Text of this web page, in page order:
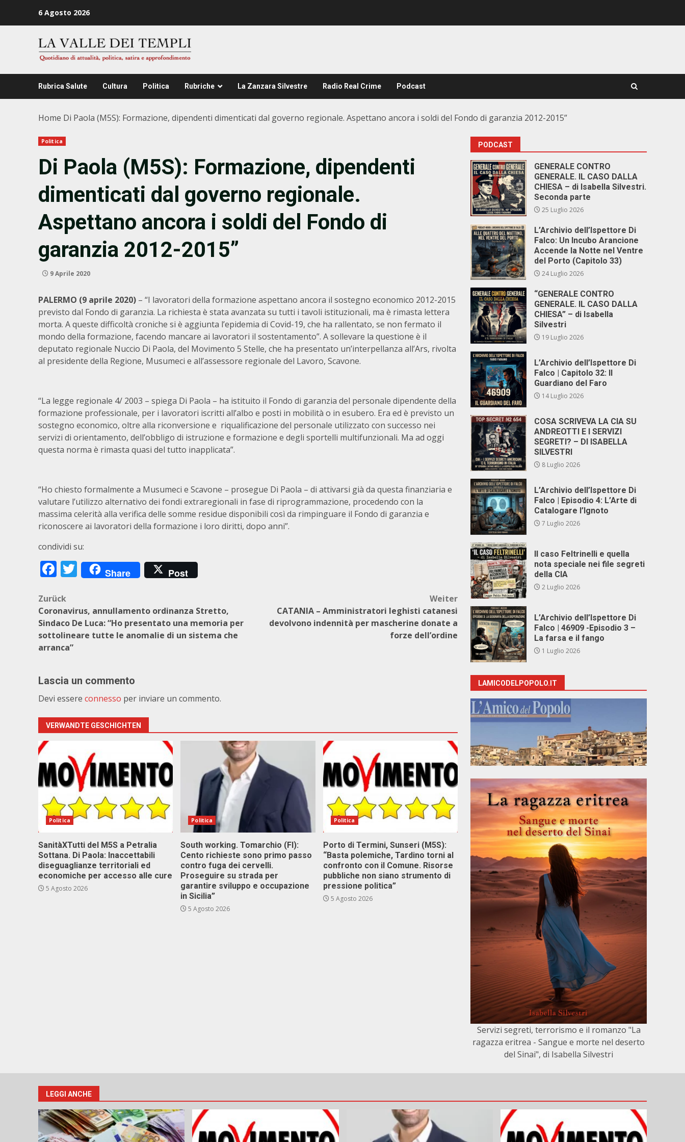
6 Agosto 2026
Rubrica Salute Cultura Politica Rubriche La Zanzara Silvestre Radio Real Crime Podcast
Home Di Paola (M5S): Formazione, dipendenti dimenticati dal governo regionale. Aspettano ancora i soldi del Fondo di garanzia 2012-2015”
Politica
Di Paola (M5S): Formazione, dipendenti
dimenticati dal governo regionale.
Aspettano ancora i soldi del Fondo di
garanzia 2012-2015”
9 Aprile 2020
PALERMO (9 aprile 2020) – “I lavoratori della formazione aspettano ancora il sostegno economico 2012-2015
previsto dal Fondo di garanzia. La richiesta è stata avanzata su tutti i tavoli istituzionali, ma è rimasta lettera
morta. A queste difficoltà croniche si è aggiunta l’epidemia di Covid-19, che ha rallentato, se non fermato il
mondo della formazione, facendo mancare ai lavoratori il sostentamento”. A sollevare la questione è il
deputato regionale Nuccio Di Paola, del Movimento 5 Stelle, che ha presentato un’interpellanza all’Ars, rivolta
al presidente della Regione, Musumeci e all’assessore regionale del Lavoro, Scavone.
“La legge regionale 4/ 2003 – spiega Di Paola – ha istituito il Fondo di garanzia del personale dipendente della
formazione professionale, per i lavoratori iscritti all’albo e posti in mobilità o in esubero. Era ed è previsto un
sostegno economico, oltre alla riconversione e riqualificazione del personale utilizzato con successo nei
servizi di orientamento, dell’obbligo di istruzione e formazione e degli sportelli multifunzionali. Ma ad oggi
questa norma è rimasta quasi del tutto inapplicata”.
“Ho chiesto formalmente a Musumeci e Scavone – prosegue Di Paola – di attivarsi già da questa finanziaria e
valutare l’utilizzo alternativo dei fondi extraregionali in fase di riprogrammazione, procedendo con la
massima celerità alla verifica delle somme residue disponibili così da rimpinguare il Fondo di garanzia e
riconoscere ai lavoratori della formazione i loro diritti, dopo anni”.
condividi su:
Facebook
Twitter
Share Post
Beitragsnavigation
Zurück
Coronavirus, annullamento ordinanza Stretto,
Sindaco De Luca: “Ho presentato una memoria per
sottolineare tutte le anomalie di un sistema che
arranca”
Weiter
CATANIA – Amministratori leghisti catanesi
devolvono indennità per mascherine donate a
forze dell’ordine
Lascia un commento
Devi essere connesso per inviare un commento.
VERWANDTE GESCHICHTEN
Politica
SanitàXTutti del M5S a Petralia
Sottana. Di Paola: Inaccettabili
diseguaglianze territoriali ed
economiche per accesso alle cure
5 Agosto 2026
Politica
South working. Tomarchio (FI):
Cento richieste sono primo passo
contro fuga dei cervelli.
Proseguire su strada per
garantire sviluppo e occupazione
in Sicilia”
5 Agosto 2026
Politica
Porto di Termini, Sunseri (M5S):
“Basta polemiche, Tardino torni al
confronto con il Comune. Risorse
pubbliche non siano strumento di
pressione politica”
5 Agosto 2026
PODCAST
GENERALE CONTRO
GENERALE. IL CASO DALLA
CHIESA – di Isabella Silvestri.
Seconda parte
25 Luglio 2026
L’Archivio dell’Ispettore Di
Falco: Un Incubo Arancione
Accende la Notte nel Ventre
del Porto (Capitolo 33)
24 Luglio 2026
“GENERALE CONTRO
GENERALE. IL CASO DALLA
CHIESA” – di Isabella
Silvestri
19 Luglio 2026
L’Archivio dell’Ispettore Di
Falco | Capitolo 32: Il
Guardiano del Faro
14 Luglio 2026
COSA SCRIVEVA LA CIA SU
ANDREOTTI E I SERVIZI
SEGRETI? – DI ISABELLA
SILVESTRI
8 Luglio 2026
L’Archivio dell’Ispettore Di
Falco | Episodio 4: L’Arte di
Catalogare l’Ignoto
7 Luglio 2026
Il caso Feltrinelli e quella
nota speciale nei file segreti
della CIA
2 Luglio 2026
L’Archivio dell’Ispettore Di
Falco | 46909 -Episodio 3 –
La farsa e il fango
1 Luglio 2026
LAMICODELPOPOLO.IT
Servizi segreti, terrorismo e il romanzo "La
ragazza eritrea - Sangue e morte nel deserto
del Sinai", di Isabella Silvestri
LEGGI ANCHE